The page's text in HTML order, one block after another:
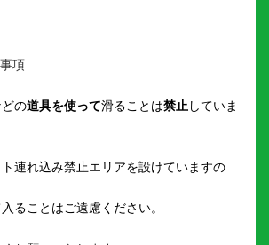
項
どの道具を使って滑ることは禁止 していま
連れ込み禁止エリアを設けていますの
ることはご遠慮ください。